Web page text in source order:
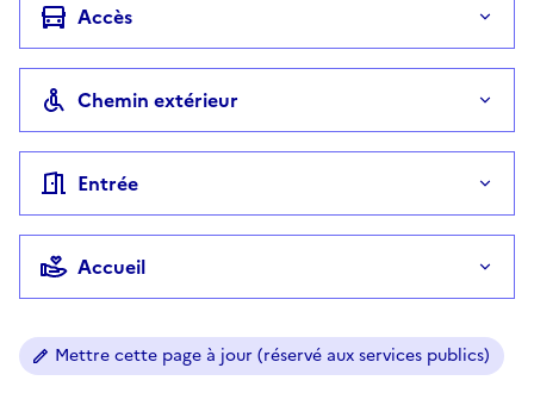
Accès
Chemin extérieur
Entrée
Accueil
Mettre cette page à jour (réservé aux services publics)